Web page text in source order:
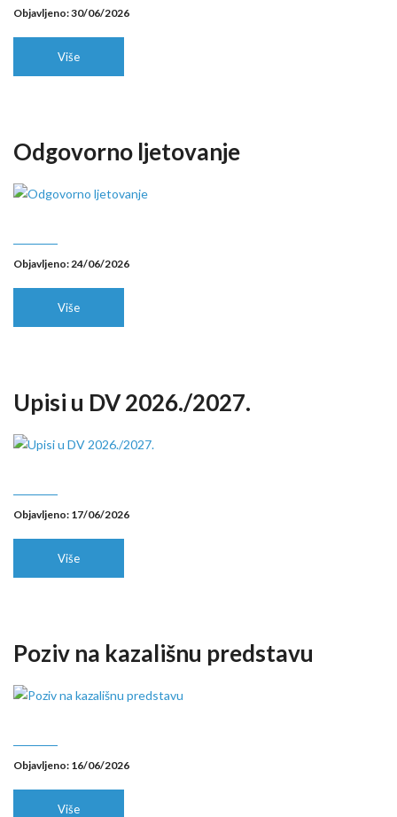
Objavljeno: 30/06/2026
Više
Odgovorno ljetovanje
Objavljeno: 24/06/2026
Više
Upisi u DV 2026./2027.
Objavljeno: 17/06/2026
Više
Poziv na kazališnu predstavu
Objavljeno: 16/06/2026
Više